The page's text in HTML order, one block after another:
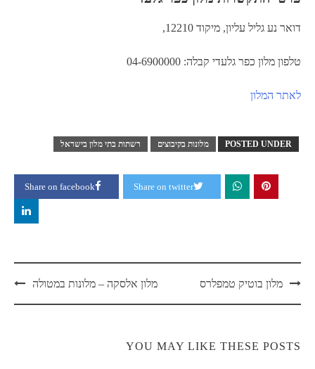
דואר נע גליל עליון, מיקוד 12210,
טלפון מלון כפר גלעדי קבלה: 04-6900000
לאתר המלון
POSTED UNDER מלונות בקיבוצים רשתות בתי מלון בישראל
Share on facebook Share on twitter
Postמלון בוטיק טמפלרס מלון אלסקה – מלונות במטולה
YOU MAY LIKE THESE POSTS